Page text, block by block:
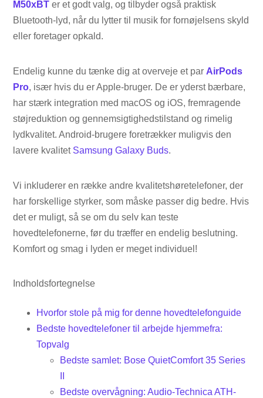
M50xBT er et godt valg, og tilbyder også praktisk
Bluetooth-lyd, når du lytter til musik for fornøjelsens skyld
eller foretager opkald.
Endelig kunne du tænke dig at overveje et par AirPods
Pro, især hvis du er Apple-bruger. De er yderst bærbare,
har stærk integration med macOS og iOS, fremragende
støjreduktion og gennemsigtighedstilstand og rimelig
lydkvalitet. Android-brugere foretrækker muligvis den
lavere kvalitet Samsung Galaxy Buds.
Vi inkluderer en række andre kvalitetshøretelefoner, der
har forskellige styrker, som måske passer dig bedre. Hvis
det er muligt, så se om du selv kan teste
hovedtelefonerne, før du træffer en endelig beslutning.
Komfort og smag i lyden er meget individuel!
Indholdsfortegnelse
Hvorfor stole på mig for denne hovedtelefonguide
Bedste hovedtelefoner til arbejde hjemmefra:
Topvalg
Bedste samlet: Bose QuietComfort 35 Series
Bedste overvågning: Audio-Technica ATH-